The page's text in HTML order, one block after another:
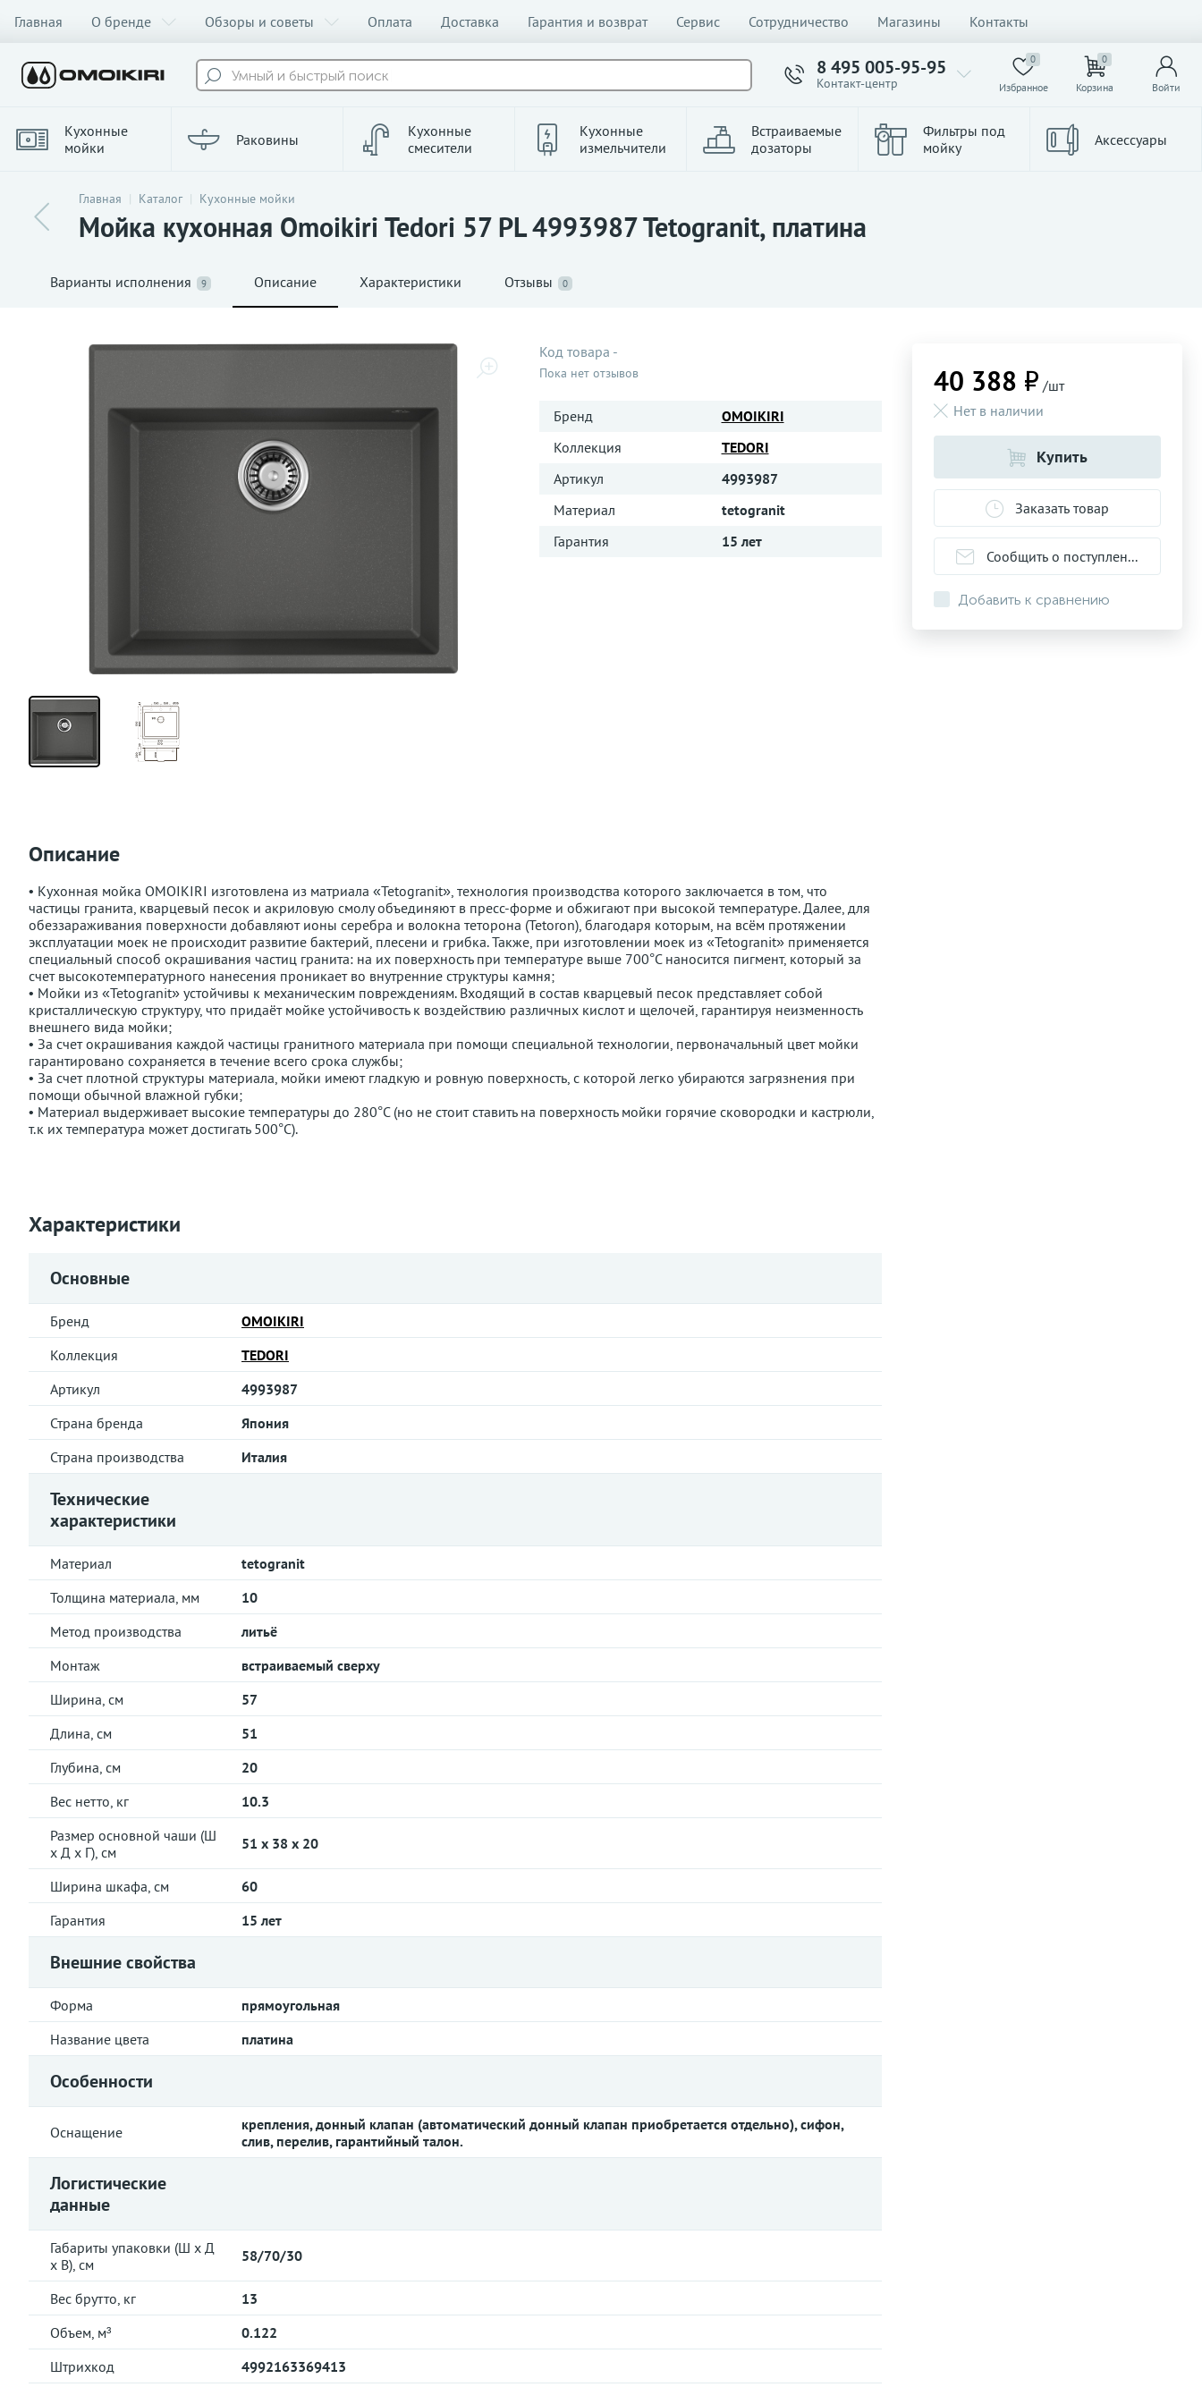
Главная О бренде Обзоры и советы Оплата Доставка Гарантия и возврат Сервис Сотрудничество Магазины Контакты
Умный и быстрый поиск 8 495 005-95-95
Контакт-центр
0
Избранное
0
Корзина Войти
Кухонные
мойки
Раковины
Кухонные
смесители
Кухонные
измельчители
Встраиваемые
дозаторы
Фильтры под
мойку
Аксессуары
Главная Каталог Кухонные мойки
Мойка кухонная Omoikiri Tedori 57 PL 4993987 Tetogranit, платина
Варианты исполнения 9 Описание Характеристики Отзывы 0
Код товара -
Пока нет отзывов
Бренд
OMOIKIRI
Коллекция
TEDORI
Артикул
4993987
Материал
tetogranit
Гарантия
15 лет
Описание
• Кухонная мойка OMOIKIRI изготовлена из матриала «Tetogranit», технология производства которого заключается в том, что
частицы гранита, кварцевый песок и акриловую смолу объединяют в пресс-форме и обжигают при высокой температуре. Далее, для
обеззараживания поверхности добавляют ионы серебра и волокна теторона (Tetoron), благодаря которым, на всём протяжении
эксплуатации моек не происходит развитие бактерий, плесени и грибка. Также, при изготовлении моек из «Tetogranit» применяется
специальный способ окрашивания частиц гранита: на их поверхность при температуре выше 700°С наносится пигмент, который за
счет высокотемпературного нанесения проникает во внутренние структуры камня;
• Мойки из «Tetogranit» устойчивы к механическим повреждениям. Входящий в состав кварцевый песок представляет собой
кристаллическую структуру, что придаёт мойке устойчивость к воздействию различных кислот и щелочей, гарантируя неизменность
внешнего вида мойки;
• За счет окрашивания каждой частицы гранитного материала при помощи специальной технологии, первоначальный цвет мойки
гарантировано сохраняется в течение всего срока службы;
• За счет плотной структуры материала, мойки имеют гладкую и ровную поверхность, с которой легко убираются загрязнения при
помощи обычной влажной губки;
• Материал выдерживает высокие температуры до 280°С (но не стоит ставить на поверхность мойки горячие сковородки и кастрюли,
т.к их температура может достигать 500°С).
Характеристики
Основные
Бренд
OMOIKIRI
Коллекция
TEDORI
Артикул
4993987
Страна бренда
Япония
Страна производства
Италия
Технические
характеристики
Материал
tetogranit
Толщина материала, мм
10
Метод производства
литьё
Монтаж
встраиваемый сверху
Ширина, см
57
Длина, см
51
Глубина, см
20
Вес нетто, кг
10.3
Размер основной чаши (Ш
х Д х Г), см
51 x 38 x 20
Ширина шкафа, см
60
Гарантия
15 лет
Внешние свойства
Форма
прямоугольная
Название цвета
платина
Особенности
Оснащение
крепления, донный клапан (автоматический донный клапан приобретается отдельно), сифон,
слив, перелив, гарантийный талон.
Логистические
данные
Габариты упаковки (Ш х Д
х В), см
58/70/30
Вес брутто, кг
13
Объем, м³
0.122
Штрихкод
4992163369413
40 388 ₽ /шт
Нет в наличии
Купить
Заказать товар
Сообщить о поступлении
Добавить к сравнению